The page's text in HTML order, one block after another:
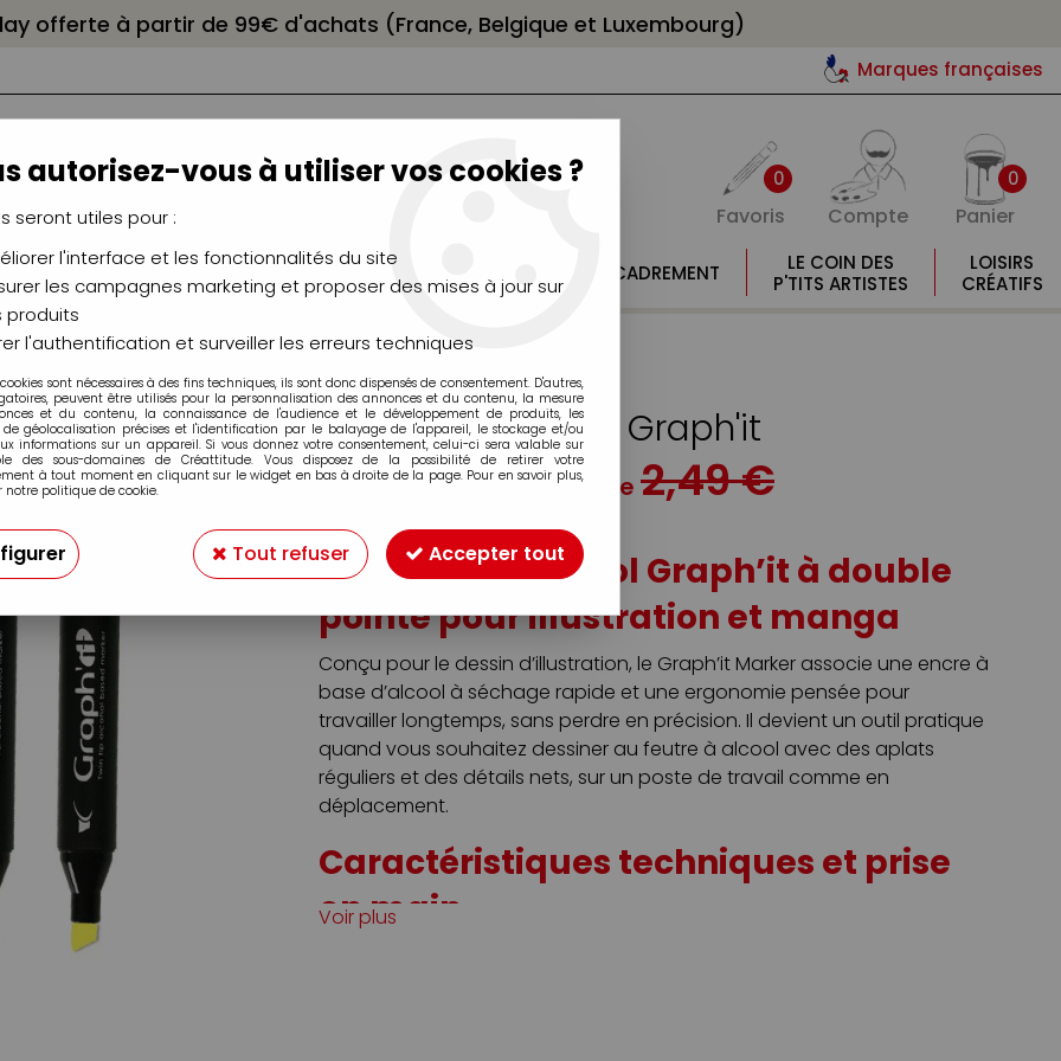
offerte à partir de 99€ d'achats (France, Belgique et Luxembourg)
Marques françaises
0
Favoris Compte
0
Panier
CHÂSSIS
CHEVALETS
AÉROGRAPHIE
MODÉLISME
MOULAGE
ENCADREMENT
LE COIN DES
P'TITS ARTISTES
LOISIRS
CRÉATIFS
Marqueurs à alcool Graph'it
Marqueurs à alcool Graph'it
Dès1,89 €TTC au lieu de 2,49 €
Marqueur à alcool Graph’it à double
pointe pour illustration et manga
Conçu pour le dessin d’illustration, le Graph’it Marker associe une encre à
base d’alcool à séchage rapide et une ergonomie pensée pour
travailler longtemps, sans perdre en précision. Il devient un outil pratique
quand vous souhaitez dessiner au feutre à alcool avec des aplats
réguliers et des détails nets, sur un poste de travail comme en
déplacement.
Caractéristiques techniques et prise
en main
Voir plus
autorisez-vous à utiliser vos cookies ?
seront utiles pour :
l'interface et les fonctionnalités du site
les campagnes marketing et proposer des mises à jour sur
produits
l'authentification et surveiller les erreurs techniques
sont nécessaires à des fins techniques, ils sont donc dispensés de consentement. D'autres,
peuvent être utilisés pour la personnalisation des annonces et du contenu, la mesure
et du contenu, la connaissance de l'audience et le développement de produits, les
de géolocalisation précises et l'identification par le balayage de l'appareil, le stockage et/ou
informations sur un appareil. Si vous donnez votre consentement, celui-ci sera valable sur
des sous-domaines de Créattitude. Vous disposez de la possibilité de retirer votre
à tout moment en cliquant sur le widget en bas à droite de la page. Pour en savoir plus,
notre politique de cookie.
Tout refuser Accepter tout